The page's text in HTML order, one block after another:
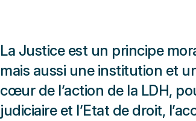
La Justice est un principe
mais aussi une institution et
cœur de l’action de la LDH,
judiciaire et l’Etat de droit,